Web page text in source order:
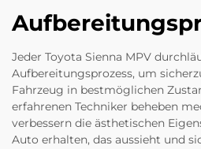
Jeder Toyota Sienna MPV
Aufbereitungsprozess, um
Fahrzeug in bestmöglichen
erfahrenen Techniker beheben
verbessern die ästhetischen
Auto erhalten, das aussieht und